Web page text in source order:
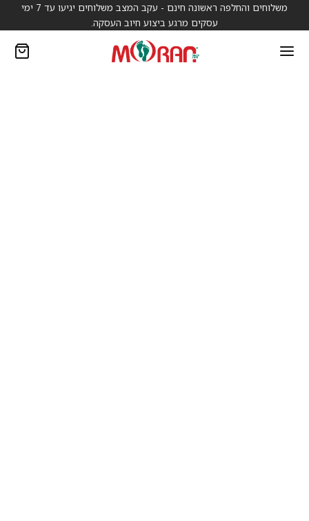
משלוחים והחלפה ראשונה חינם - עקב המצב משלוחים יגיעו עד 7 ימי
עסקים מרגע ביצוע חיוב העסקה.